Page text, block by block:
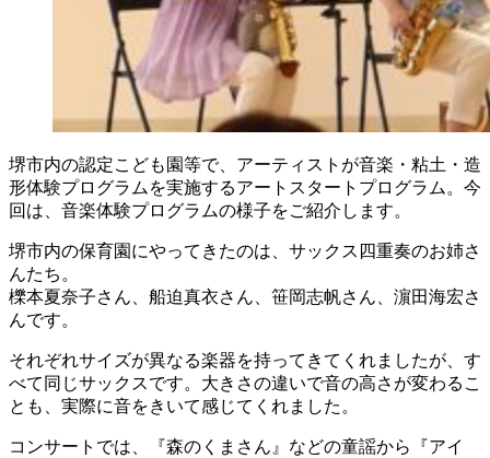
堺市内の認定こども園等で、アーティストが音楽・粘土・造
形体験プログラムを実施するアートスタートプログラム。今
回は、音楽体験プログラムの様子をご紹介します。
堺市内の保育園にやってきたのは、サックス四重奏のお姉さ
んたち。
櫟本夏奈子さん、船迫真衣さん、笹岡志帆さん、濵田海宏さ
んです。
それぞれサイズが異なる楽器を持ってきてくれましたが、す
べて同じサックスです。大きさの違いで音の高さが変わるこ
とも、実際に音をきいて感じてくれました。
コンサートでは、『森のくまさん』などの童謡から『アイ